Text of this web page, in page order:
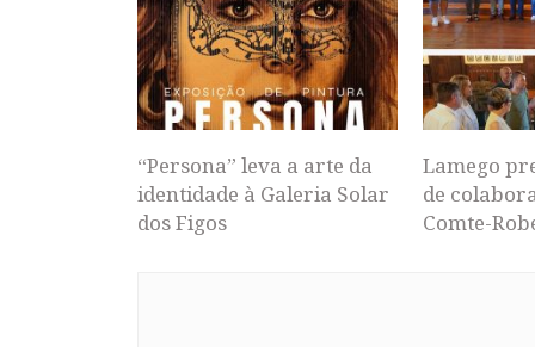
“Persona” leva a arte da
identidade à Galeria Solar
dos Figos
Lamego
de
Comte-